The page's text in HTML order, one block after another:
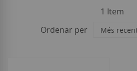
1 Item
Ordenar per